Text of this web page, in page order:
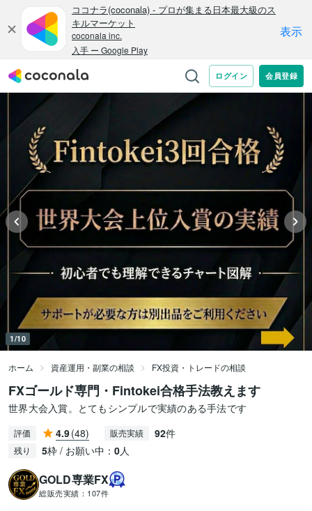
1/10
ホーム 資産運用・副業の相談 FX投資・トレードの相談
FXゴールド専門・Fintokei合格手法教えます
世界大会入賞。とてもシンプルで実績のある手法です
評価 4.9(48) 販売実績 92件
残り 5枠 / お願い中： 0人
GOLD専業FX
総販売実績： 107件